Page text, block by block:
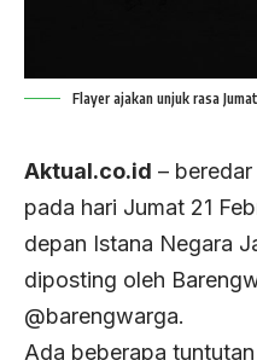
Flayer ajakan unjuk rasa
Aktual.co.id –
pada hari Jumat 21
depan Istana Negara
diposting oleh
@barengwarga.
Ada beberapa